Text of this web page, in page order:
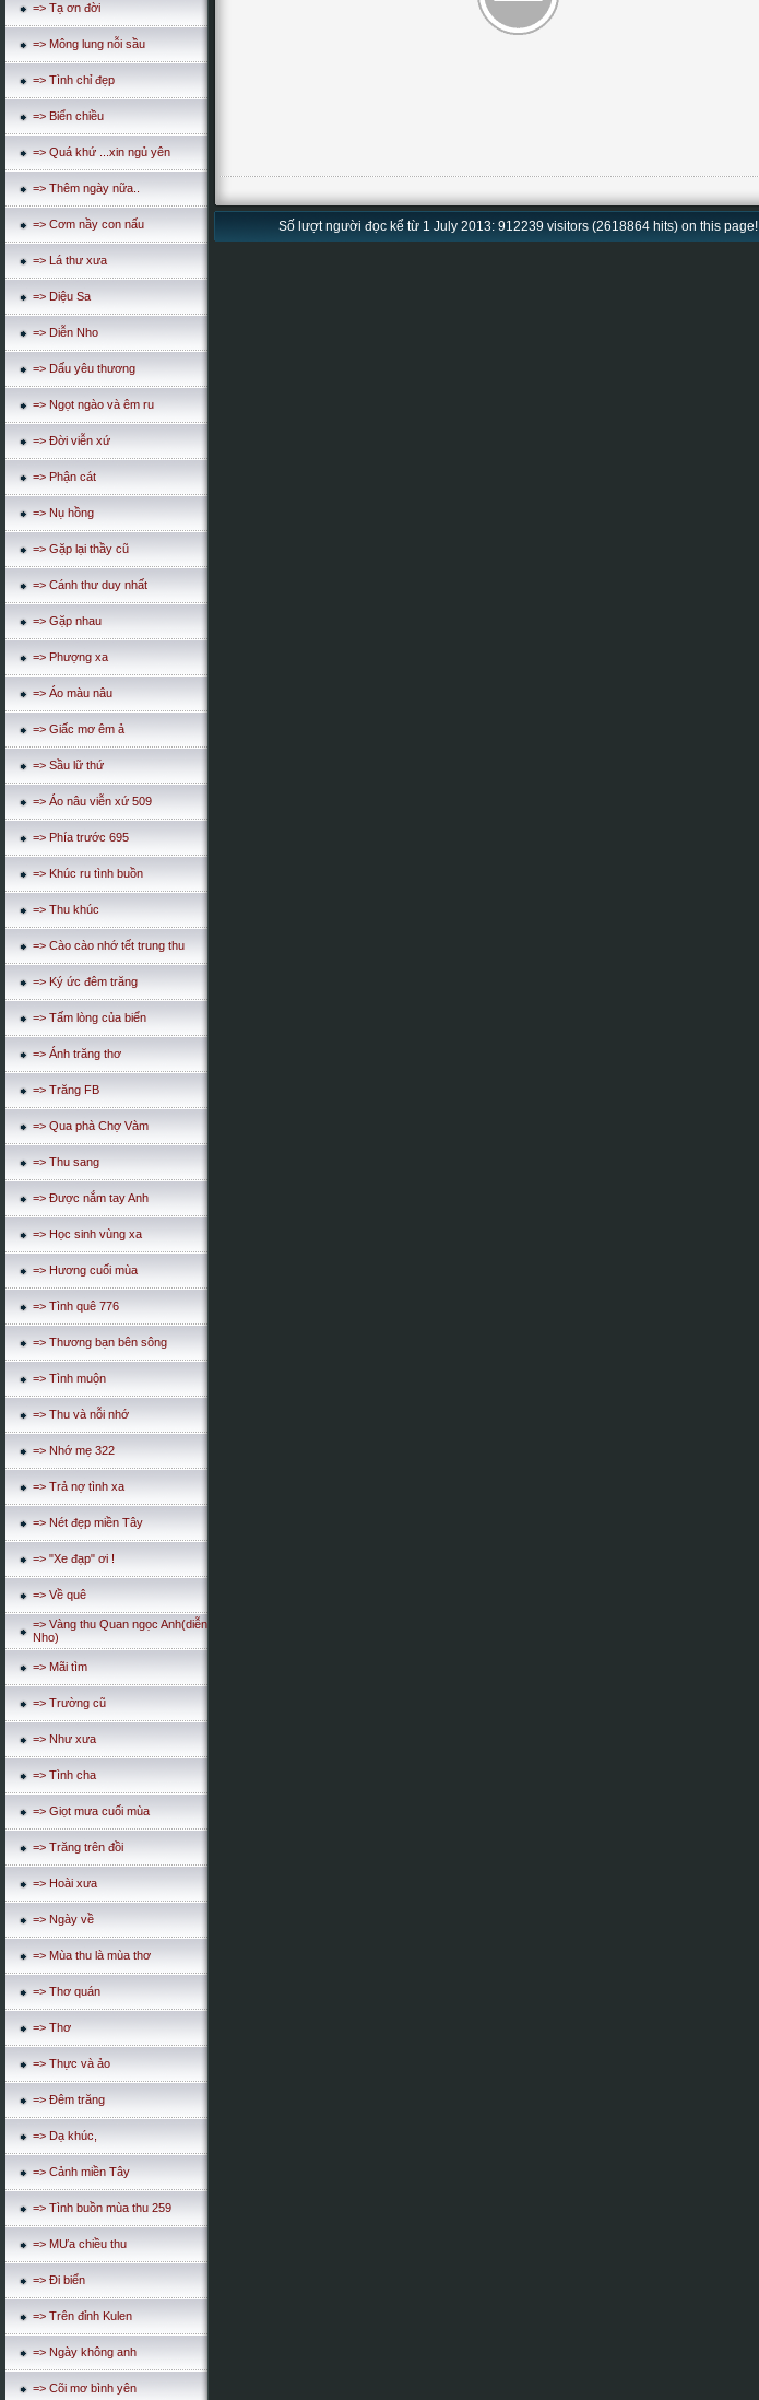
=> Tạ ơn đời
=> Mông lung nỗi sầu
=> Tình chỉ đẹp
=> Biển chiều
=> Quá khứ ...xin ngủ yên
=> Thêm ngày nữa..
=> Cơm nầy con nấu
=> Lá thư xưa
=> Diệu Sa
=> Diễn Nho
=> Dấu yêu thương
=> Ngọt ngào và êm ru
=> Đời viễn xứ
=> Phận cát
=> Nụ hồng
=> Gặp lại thầy cũ
=> Cánh thư duy nhất
=> Gặp nhau
=> Phượng xa
=> Áo màu nâu
=> Giấc mơ êm ả
=> Sầu lữ thứ
=> Áo nâu viễn xứ 509
=> Phía trước 695
=> Khúc ru tình buồn
=> Thu khúc
=> Cào cào nhớ tết trung thu
=> Ký ức đêm trăng
=> Tấm lòng của biển
=> Ánh trăng thơ
=> Trăng FB
=> Qua phà Chợ Vàm
=> Thu sang
=> Được nắm tay Anh
=> Học sinh vùng xa
=> Hương cuối mùa
=> Tình quê 776
=> Thương bạn bên sông
=> Tình muộn
=> Thu và nỗi nhớ
=> Nhớ mẹ 322
=> Trả nợ tình xa
=> Nét đẹp miền Tây
=> "Xe đạp" ơi !
=> Về quê
=> Vàng thu Quan ngọc Anh(diễn
Nho)
=> Mãi tìm
=> Trường cũ
=> Như xưa
=> Tình cha
=> Giọt mưa cuối mùa
=> Trăng trên đồi
=> Hoài xưa
=> Ngày về
=> Mùa thu là mùa thơ
=> Thơ quán
=> Thơ
=> Thực và ảo
=> Đêm trăng
=> Dạ khúc,
=> Cảnh miền Tây
=> Tình buồn mùa thu 259
=> MƯa chiều thu
=> Đi biển
=> Trên đỉnh Kulen
=> Ngày không anh
=> Cõi mơ bình yên
Số lượt người đọc kể từ 1 July 2013: 912239 visitors (2618864 hits) on this page!